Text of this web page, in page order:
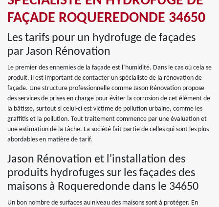
FAÇADE ROQUEREDONDE 34650
Les tarifs pour un hydrofuge de façades
par Jason Rénovation
Le premier des ennemies de la façade est l’humidité. Dans le cas où cela se
produit, il est important de contacter un spécialiste de la rénovation de
façade. Une structure professionnelle comme Jason Rénovation propose
des services de prises en charge pour éviter la corrosion de cet élément de
la bâtisse, surtout si celui-ci est victime de pollution urbaine, comme les
graffitis et la pollution. Tout traitement commence par une évaluation et
une estimation de la tâche. La société fait partie de celles qui sont les plus
abordables en matière de tarif.
Jason Rénovation et l'installation des
produits hydrofuges sur les façades des
maisons à Roqueredonde dans le 34650
Un bon nombre de surfaces au niveau des maisons sont à protéger. En